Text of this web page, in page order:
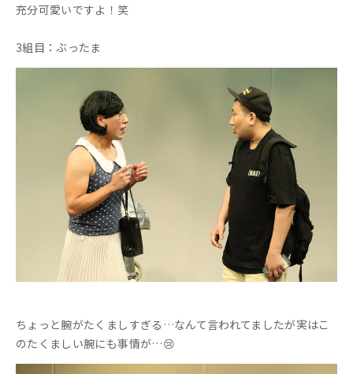
充分可愛いですよ！笑
3組目：ぶったま
ちょっと腕がたくましすぎる…なんて言われてましたが実はこ
のたくましい腕にも事情が…😢